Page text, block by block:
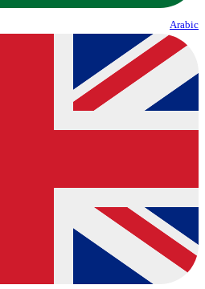
Arabic